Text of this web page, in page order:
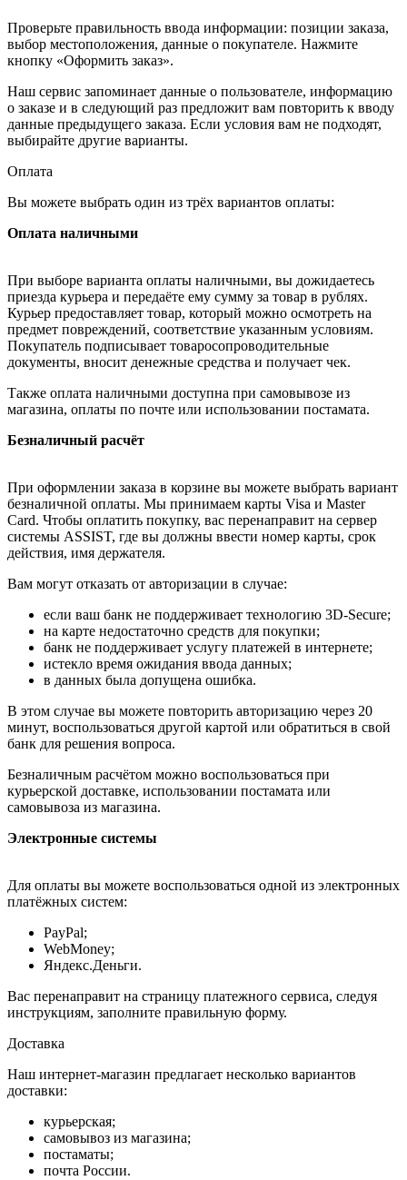
Проверьте правильность ввода информации: позиции заказа,
выбор местоположения, данные о покупателе. Нажмите
кнопку «Оформить заказ».
Наш сервис запоминает данные о пользователе, информацию
о заказе и в следующий раз предложит вам повторить к вводу
данные предыдущего заказа. Если условия вам не подходят,
выбирайте другие варианты.
Оплата
Вы можете выбрать один из трёх вариантов оплаты:
Оплата наличными
При выборе варианта оплаты наличными, вы дожидаетесь
приезда курьера и передаёте ему сумму за товар в рублях.
Курьер предоставляет товар, который можно осмотреть на
предмет повреждений, соответствие указанным условиям.
Покупатель подписывает товаросопроводительные
документы, вносит денежные средства и получает чек.
Также оплата наличными доступна при самовывозе из
магазина, оплаты по почте или использовании постамата.
Безналичный расчёт
При оформлении заказа в корзине вы можете выбрать вариант
безналичной оплаты. Мы принимаем карты Visa и Master
Card. Чтобы оплатить покупку, вас перенаправит на сервер
системы ASSIST, где вы должны ввести номер карты, срок
действия, имя держателя.
Вам могут отказать от авторизации в случае:
если ваш банк не поддерживает технологию 3D-Secure;
на карте недостаточно средств для покупки;
банк не поддерживает услугу платежей в интернете;
истекло время ожидания ввода данных;
в данных была допущена ошибка.
В этом случае вы можете повторить авторизацию через 20
минут, воспользоваться другой картой или обратиться в свой
банк для решения вопроса.
Безналичным расчётом можно воспользоваться при
курьерской доставке, использовании постамата или
самовывоза из магазина.
Электронные системы
Для оплаты вы можете воспользоваться одной из электронных
платёжных систем:
PayPal;
WebMoney;
Яндекс.Деньги.
Вас перенаправит на страницу платежного сервиса, следуя
инструкциям, заполните правильную форму.
Доставка
Наш интернет-магазин предлагает несколько вариантов
доставки:
курьерская;
самовывоз из магазина;
постаматы;
почта России.